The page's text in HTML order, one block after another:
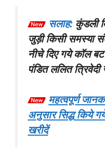
सलाह: कुंडली
जुड़ी किसी समस्या
नीचे दिए गये कॉल
पंडित ललित
महत्वपूर्ण
अनुसार सिद्ध किये
खरीदें